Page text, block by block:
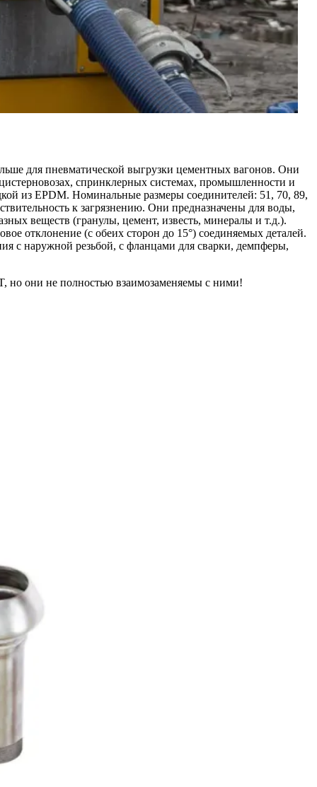
для пневматической выгрузки цементных вагонов. Они
спринклерных системах, промышленности и
из EPDM. Номинальные размеры соединителей: 51, 70, 89,
к загрязнению. Они предназначены для воды,
веществ (гранулы, цемент, известь, минералы и т.д.).
отклонение (с обеих сторон до 15°) соединяемых деталей.
с наружной резьбой, с фланцами для сварки, демпферы,
но они не полностью взаимозаменяемы с ними!